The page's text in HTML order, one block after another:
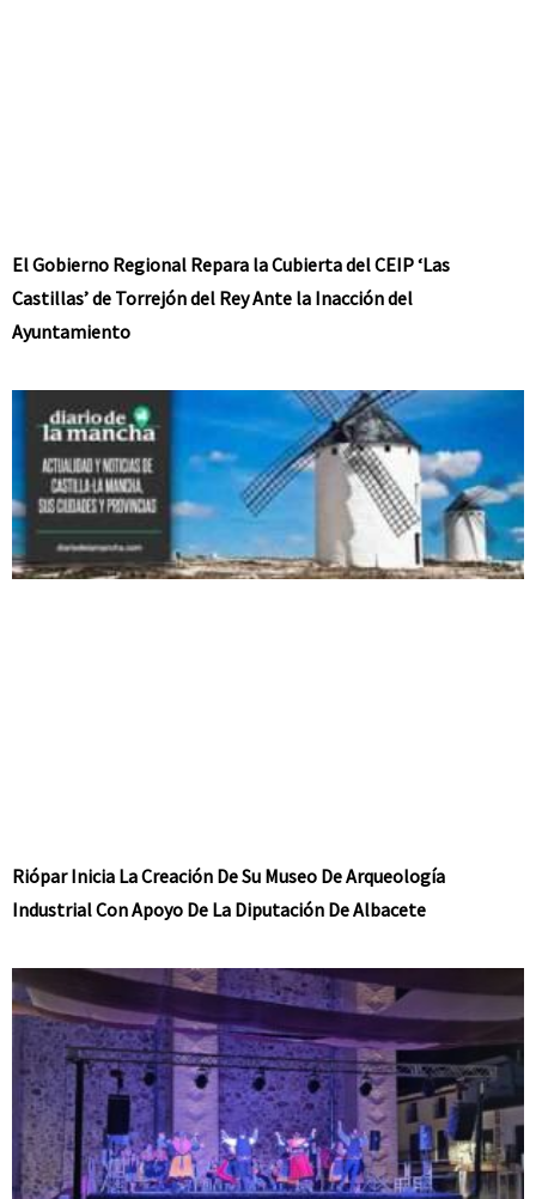
El Gobierno Regional Repara la Cubierta del CEIP ‘Las
Castillas’ de Torrejón del Rey Ante la Inacción del
Ayuntamiento
Riópar Inicia La Creación De Su Museo De Arqueología
Industrial Con Apoyo De La Diputación De Albacete